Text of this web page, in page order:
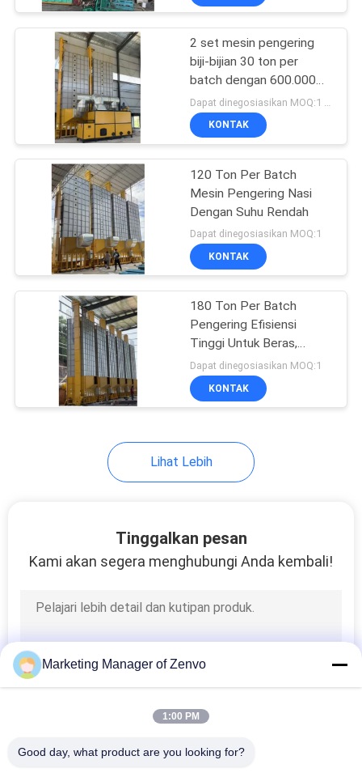
Tungku Biomassa
41
CCD warna penyortir
optik pengurutan
Tukang sortir warna
beras
2 set mesin pengering
biji-bijian 30 ton per
batch dengan 600.000
Kcal / jam Biomass oven
KONTAK
120 Ton Per Batch
Mesin Pengering Nasi
Dengan Suhu Rendah
Dapat dinegosiasikan MOQ:1
KONTAK
180 Ton Per Batch
Pengering Efisiensi
Tinggi Untuk Beras,
Jagung, Kedelai, Gandum
Dapat dinegosiasikan MOQ:1
KONTAK
Lihat Lebih
Tinggalkan pesan
Kami akan segera menghubungi Anda kembali!
Marketing Manager of Zenvo
1:00 PM
Good day, what product are you looking for?